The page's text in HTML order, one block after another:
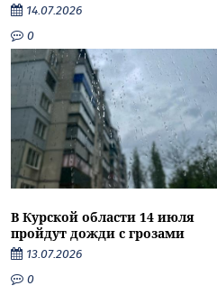
14.07.2026
0
В Курской области 14 июля
пройдут дожди с грозами
13.07.2026
0